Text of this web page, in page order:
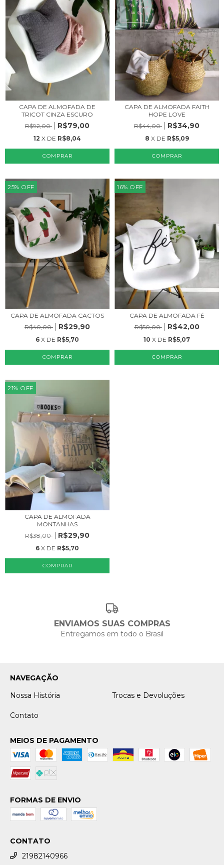
CAPA DE ALMOFADA DE
TRICOT CINZA ESCURO
R$92,00
R$79,00
12 X DE R$8,04
CAPA DE ALMOFADA FAITH
HOPE LOVE
R$44,00
R$34,90
8 X DE R$5,09
25% OFF
CAPA DE ALMOFADA CACTOS
R$40,00
R$29,90
6 X DE R$5,70
16% OFF
CAPA DE ALMOFADA FÉ
R$50,00
R$42,00
10 X DE R$5,07
21% OFF
CAPA DE ALMOFADA
MONTANHAS
R$38,00
R$29,90
6 X DE R$5,70
ENVIAMOS SUAS COMPRAS
Entregamos em todo o Brasil
NAVEGAÇÃO
Nossa História
Trocas e Devoluções
Contato
MEIOS DE PAGAMENTO
FORMAS DE ENVIO
CONTATO
21982140966